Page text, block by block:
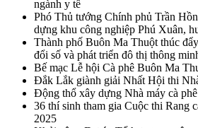
ngành y tế
Phó Thủ tướng Chính phủ Trần
dựng khu công nghiệp Phú Xuân,
Thành phố Buôn Ma Thuột thúc
đổi số và phát triển đô thị thông
Bế mạc Lễ hội Cà phê Buôn Ma
Đắk Lắk giành giải Nhất Hội thi
Động thổ xây dựng Nhà máy cà
36 thí sinh tham gia Cuộc thi Rang
2025